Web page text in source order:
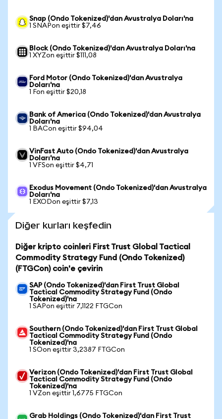
Snap (Ondo Tokenized)'dan Avustralya Doları'na
1 SNAPon eşittir $7,46
Block (Ondo Tokenized)'dan Avustralya Doları'na
1 XYZon eşittir $111,08
Ford Motor (Ondo Tokenized)'dan Avustralya
Doları'na
1 Fon eşittir $20,18
Bank of America (Ondo Tokenized)'dan Avustralya
Doları'na
1 BACon eşittir $94,04
VinFast Auto (Ondo Tokenized)'dan Avustralya
Doları'na
1 VFSon eşittir $4,71
Exodus Movement (Ondo Tokenized)'dan Avustralya
Doları'na
1 EXODon eşittir $7,13
Diğer kurları keşfedin
Diğer kripto coinleri First Trust Global Tactical
Commodity Strategy Fund (Ondo Tokenized)
(FTGCon) coin'e çevirin
SAP (Ondo Tokenized)'dan First Trust Global
Tactical Commodity Strategy Fund (Ondo
Tokenized)'na
1 SAPon eşittir 7,1122 FTGCon
Southern (Ondo Tokenized)'dan First Trust Global
Tactical Commodity Strategy Fund (Ondo
Tokenized)'na
1 SOon eşittir 3,2387 FTGCon
Verizon (Ondo Tokenized)'dan First Trust Global
Tactical Commodity Strategy Fund (Ondo
Tokenized)'na
1 VZon eşittir 1,6775 FTGCon
Grab Holdings (Ondo Tokenized)'dan First Trust